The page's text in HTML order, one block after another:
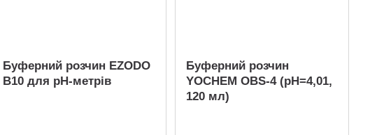
Буферний розчин EZODO
B10 для рН-метрів
Буферний розчин
YOCHEM OBS-4 (pH=4,01,
120 мл)